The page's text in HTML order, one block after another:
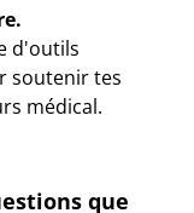
d'outils
soutenir tes
médical.
que